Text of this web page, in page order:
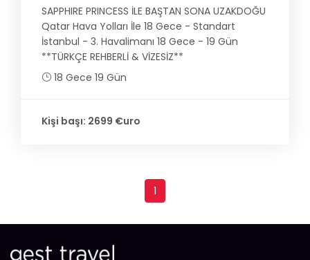
SAPPHIRE PRINCESS İLE BAŞTAN SONA UZAKDOĞU
Qatar Hava Yolları İle 18 Gece - Standart
İstanbul - 3. Havalimanı 18 Gece - 19 Gün
**TÜRKÇE REHBERLİ & VİZESİZ**
18 Gece 19 Gün
Kişi başı: 2699 €uro
1